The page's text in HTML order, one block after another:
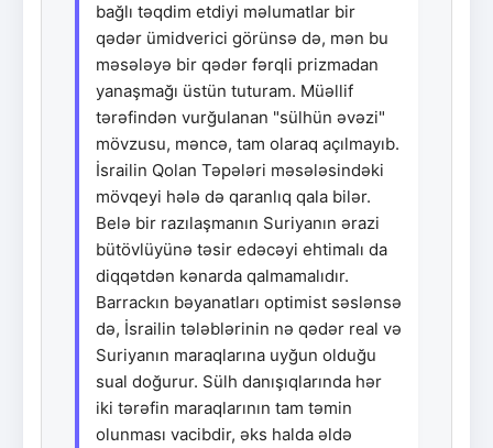
bağlı təqdim etdiyi məlumatlar bir
qədər ümidverici görünsə də, mən bu
məsələyə bir qədər fərqli prizmadan
yanaşmağı üstün tuturam. Müəllif
tərəfindən vurğulanan "sülhün əvəzi"
mövzusu, məncə, tam olaraq açılmayıb.
İsrailin Qolan Təpələri məsələsindəki
mövqeyi hələ də qaranlıq qala bilər.
Belə bir razılaşmanın Suriyanın ərazi
bütövlüyünə təsir edəcəyi ehtimalı da
diqqətdən kənarda qalmamalıdır.
Barrackın bəyanatları optimist səslənsə
də, İsrailin tələblərinin nə qədər real və
Suriyanın maraqlarına uyğun olduğu
sual doğurur. Sülh danışıqlarında hər
iki tərəfin maraqlarının tam təmin
olunması vacibdir, əks halda əldə